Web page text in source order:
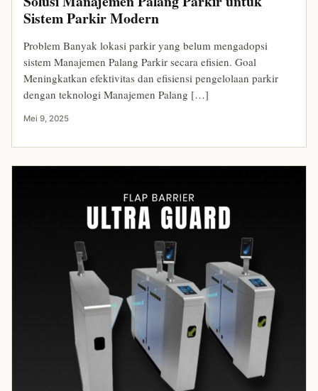
Sistem Parkir Modern
Problem Banyak lokasi parkir yang belum mengadopsi
sistem Manajemen Palang Parkir secara efisien. Goal
Meningkatkan efektivitas dan efisiensi pengelolaan parkir
dengan teknologi Manajemen Palang […]
Mei 9, 2025